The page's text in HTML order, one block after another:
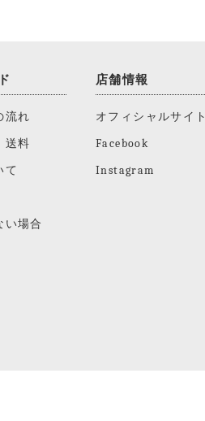
流れ
送料
て
い場合
店舗情報
オフィシャルサイト
Facebook
Instagram